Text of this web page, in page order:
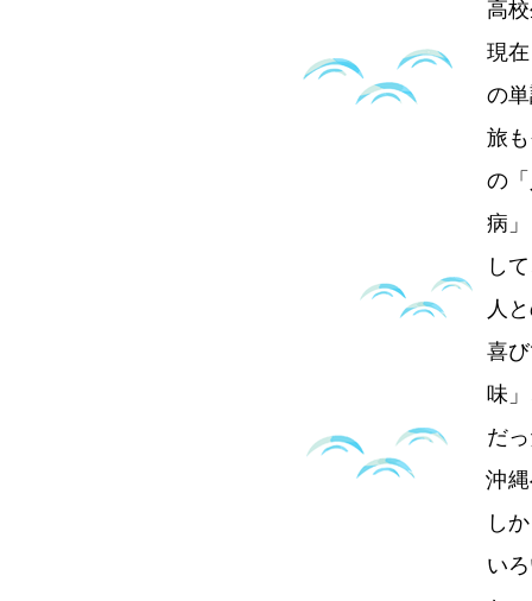
高
現
の
旅
の
病
し
人
喜
味
だ
沖
し
い